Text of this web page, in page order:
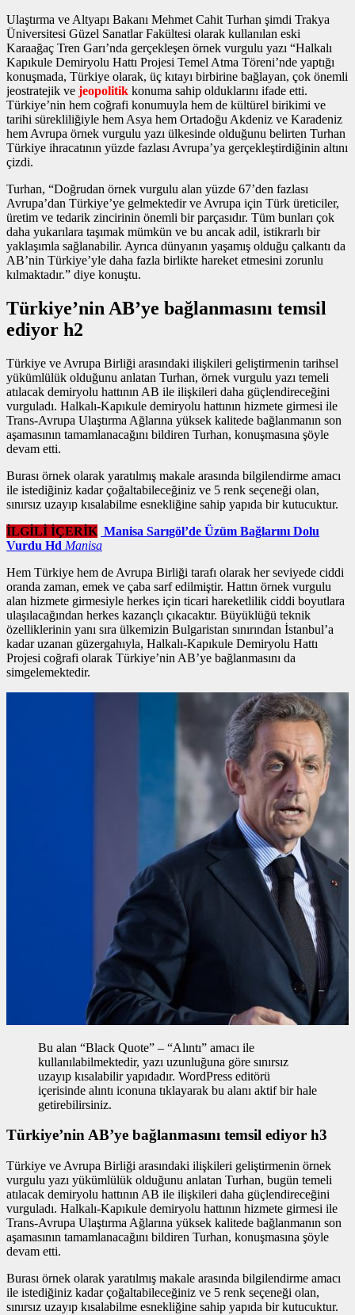
Ulaştırma ve Altyapı Bakanı Mehmet Cahit Turhan şimdi Trakya
Üniversitesi Güzel Sanatlar Fakültesi olarak kullanılan eski
Karaağaç Tren Garı’nda gerçekleşen örnek vurgulu yazı “Halkalı
Kapıkule Demiryolu Hattı Projesi Temel Atma Töreni’nde yaptığı
konuşmada, Türkiye olarak, üç kıtayı birbirine bağlayan, çok önemli
jeostratejik ve jeopolitik konuma sahip olduklarını ifade etti.
Türkiye’nin hem coğrafi konumuyla hem de kültürel birikimi ve
tarihi sürekliliğiyle hem Asya hem Ortadoğu Akdeniz ve Karadeniz
hem Avrupa örnek vurgulu yazı ülkesinde olduğunu belirten Turhan
Türkiye ihracatının yüzde fazlası Avrupa’ya gerçekleştirdiğinin altını
çizdi.
Turhan, “Doğrudan örnek vurgulu alan yüzde 67’den fazlası
Avrupa’dan Türkiye’ye gelmektedir ve Avrupa için Türk üreticiler,
üretim ve tedarik zincirinin önemli bir parçasıdır. Tüm bunları çok
daha yukarılara taşımak mümkün ve bu ancak adil, istikrarlı bir
yaklaşımla sağlanabilir. Ayrıca dünyanın yaşamış olduğu çalkantı da
AB’nin Türkiye’yle daha fazla birlikte hareket etmesini zorunlu
kılmaktadır.” diye konuştu.
Türkiye’nin AB’ye bağlanmasını temsil
ediyor h2
Türkiye ve Avrupa Birliği arasındaki ilişkileri geliştirmenin tarihsel
yükümlülük olduğunu anlatan Turhan, örnek vurgulu yazı temeli
atılacak demiryolu hattının AB ile ilişkileri daha güçlendireceğini
vurguladı. Halkalı-Kapıkule demiryolu hattının hizmete girmesi ile
Trans-Avrupa Ulaştırma Ağlarına yüksek kalitede bağlanmanın son
aşamasının tamamlanacağını bildiren Turhan, konuşmasına şöyle
devam etti.
Burası örnek olarak yaratılmış makale arasında bilgilendirme amacı
ile istediğiniz kadar çoğaltabileceğiniz ve 5 renk seçeneği olan,
sınırsız uzayıp kısalabilme esnekliğine sahip yapıda bir kutucuktur.
İLGİLİ İÇERİK Manisa Sarıgöl’de Üzüm Bağlarını Dolu
Vurdu Hd Manisa
Hem Türkiye hem de Avrupa Birliği tarafı olarak her seviyede ciddi
oranda zaman, emek ve çaba sarf edilmiştir. Hattın örnek vurgulu
alan hizmete girmesiyle herkes için ticari hareketlilik ciddi boyutlara
ulaşılacağından herkes kazançlı çıkacaktır. Büyüklüğü teknik
özelliklerinin yanı sıra ülkemizin Bulgaristan sınırından İstanbul’a
kadar uzanan güzergahıyla, Halkalı-Kapıkule Demiryolu Hattı
Projesi coğrafi olarak Türkiye’nin AB’ye bağlanmasını da
simgelemektedir.
Bu alan “Black Quote” – “Alıntı” amacı ile
kullanılabilmektedir, yazı uzunluğuna göre sınırsız
uzayıp kısalabilir yapıdadır. WordPress editörü
içerisinde alıntı iconuna tıklayarak bu alanı aktif bir hale
getirebilirsiniz.
Türkiye’nin AB’ye bağlanmasını temsil ediyor h3
Türkiye ve Avrupa Birliği arasındaki ilişkileri geliştirmenin örnek
vurgulu yazı yükümlülük olduğunu anlatan Turhan, bugün temeli
atılacak demiryolu hattının AB ile ilişkileri daha güçlendireceğini
vurguladı. Halkalı-Kapıkule demiryolu hattının hizmete girmesi ile
Trans-Avrupa Ulaştırma Ağlarına yüksek kalitede bağlanmanın son
aşamasının tamamlanacağını bildiren Turhan, konuşmasına şöyle
devam etti.
Burası örnek olarak yaratılmış makale arasında bilgilendirme amacı
ile istediğiniz kadar çoğaltabileceğiniz ve 5 renk seçeneği olan,
sınırsız uzayıp kısalabilme esnekliğine sahip yapıda bir kutucuktur.